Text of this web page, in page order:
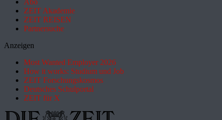
Abo
ZEIT Akademie
ZEIT REISEN
Partnersuche
Anzeigen
Most Wanted Employer 2026
How it works: Studium und Job
ZEIT Forschungskosmos
Deutsches Schulportal
ZEIT für X